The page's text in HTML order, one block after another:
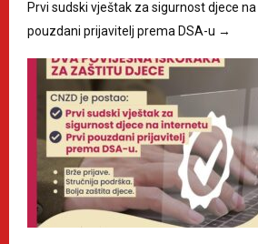
Prvi sudski vještak za sigurnost djece
pouzdani prijavitelj prema DSA-u →